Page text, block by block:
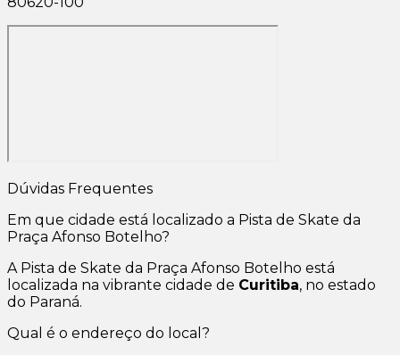
Dúvidas Frequentes
Em que cidade está localizado a Pista de Skate da
Praça Afonso Botelho?
A Pista de Skate da Praça Afonso Botelho está
localizada na vibrante cidade de Curitiba, no estado
do Paraná.
Qual é o endereço do local?